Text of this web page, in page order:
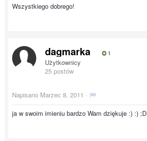
Wszystkiego dobrego!
dagmarka 1
Użytkownicy
25 postów
Napisano Marzec 8, 2011 ·
ja w swoim imieniu bardzo Wam dziękuje :) :) ;D